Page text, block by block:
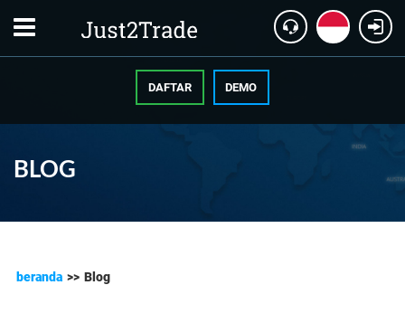
DAFTAR DEMO
BLOG
beranda >> Blog